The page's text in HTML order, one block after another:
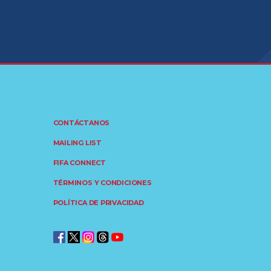
CONTÁCTANOS
MAILING LIST
FIFA CONNECT
TÉRMINOS Y CONDICIONES
POLÍTICA DE PRIVACIDAD